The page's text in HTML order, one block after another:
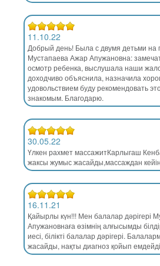
11.10.22
Добрый день! Была с двумя детьми на
Мустапаева Ажар Апужановна:
осмотр ребенка, выслушала наши
доходчиво объяснила, назначила
удовольствием буду рекомендовать
знакомым. Благодарю.
30.05.22
Үлкен рахмет массажитКарлыгаш
жаксы жумыс жасайды,массаждан
16.11.21
Қайырлы күн!!! Мен балалар дәрігері
Апужановнаға өзімнің алғысымды
иесі, білікті балалар дәрігері.
жасайды, нақты диагноз қойып